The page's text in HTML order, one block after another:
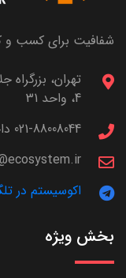
شفافیت برای کسب و
4، واحد 31
021-88008044 داخلی 4
اکوسیستم در
بخش ویژه